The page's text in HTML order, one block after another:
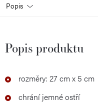
Popis
Popis produktu
rozměry: 27 cm x 5 cm
chrání jemné ostří